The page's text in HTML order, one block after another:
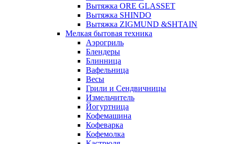
Вытяжка ORE GLASSET
Вытяжка SHINDO
Вытяжка ZIGMUND &SHTAIN
Мелкая бытовая техника
Аэрогриль
Блендеры
Блинница
Вафельница
Весы
Грили и Сендвичницы
Измельчитель
Йогуртница
Кофемашина
Кофеварка
Кофемолка